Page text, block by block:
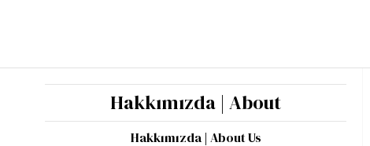
Hakkımızda | About
Hakkımızda | About Us